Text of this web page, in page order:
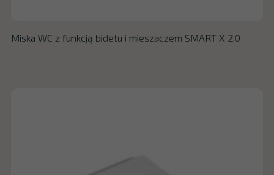
Miska WC z funkcją bidetu i mieszaczem SMART X 2.0